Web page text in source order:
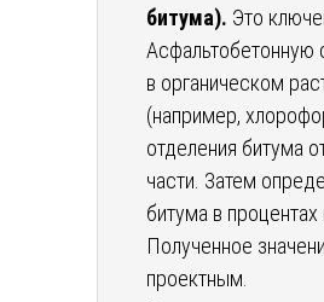
битума). Это
Асфальтобетонную
в органическом
(например,
отделения битума
части. Затем
битума в
Полученное
проектным.